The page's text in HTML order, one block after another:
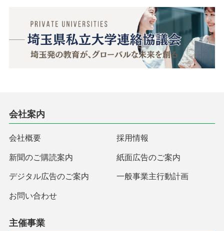
会社案内
会社概要 採用情報
新聞のご購読案内 紙面広告のご案内
デジタル広告のご案内 一般事業主行動計画
お問い合わせ
主催事業